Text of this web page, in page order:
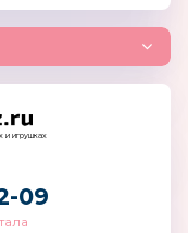
и игрушках
09